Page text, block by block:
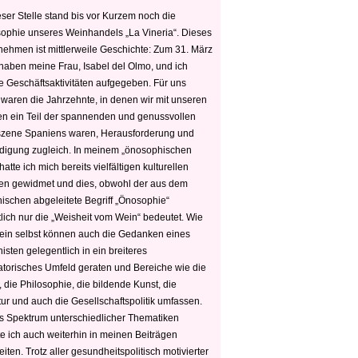
Stelle stand bis vor Kurzem noch die
unseres Weinhandels „La Vineria“. Dieses
ist mittlerweile Geschichte: Zum 31. März
meine Frau, Isabel del Olmo, und ich
Geschäftsaktivitäten aufgegeben. Für uns
die Jahrzehnte, in denen wir mit unseren
ein Teil der spannenden und genussvollen
Spaniens waren, Herausforderung und
zugleich. In meinem „önosophischen
ich mich bereits vielfältigen kulturellen
gewidmet und dies, obwohl der aus dem
abgeleitete Begriff „Önosophie“
nur die „Weisheit vom Wein“ bedeutet. Wie
selbst können auch die Gedanken eines
gelegentlich in ein breiteres
Umfeld geraten und Bereiche wie die
die Philosophie, die bildende Kunst, die
und auch die Gesellschaftspolitik umfassen.
Spektrum unterschiedlicher Thematiken
ich auch weiterhin in meinen Beiträgen
Trotz aller gesundheitspolitisch motivierter